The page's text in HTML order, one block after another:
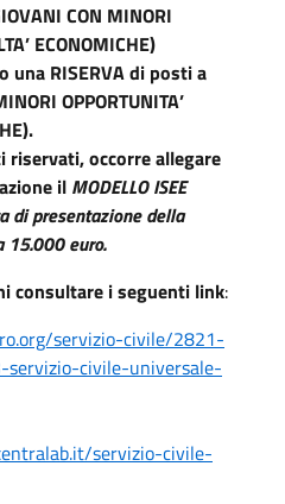
CON MINORI
ECONOMICHE)
RISERVA di posti a
OPPORTUNITA’
riservati, occorre allegare
il MODELLO ISEE
di presentazione della
15.000 euro.
consultare i seguenti link:
servizio-civile/2821-
servizio-civile-universale-
servizio-civile-